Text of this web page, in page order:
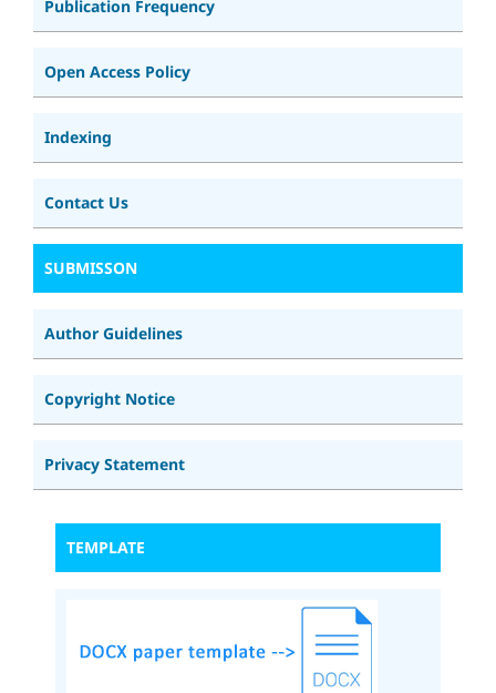
Publication Frequency
Open Access Policy
Indexing
Contact Us
SUBMISSON
Author Guidelines
Copyright Notice
Privacy Statement
TEMPLATE